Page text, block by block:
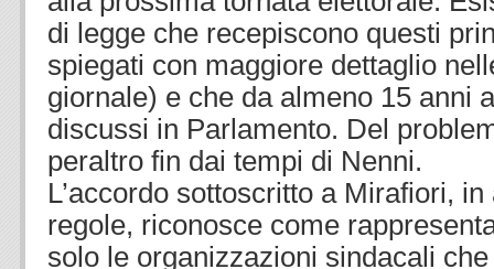
di legge che recepiscono questi
spiegati con maggiore dettaglio
giornale) e che da almeno 15 anni
discussi in Parlamento. Del
peraltro fin dai tempi di Nenni.
L’accordo sottoscritto a Mirafiori,
regole, riconosce come
solo le organizzazioni sindacali